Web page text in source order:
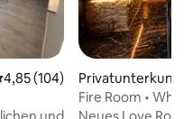
Bewertung:
4,85 (104)
Privatunterkunft
Fire Room •
& BDSM-Raum